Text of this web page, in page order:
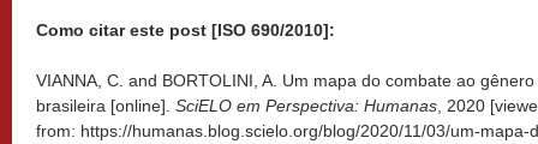
Como citar este post [ISO 690/2010]:
VIANNA, C. and BORTOLINI, A. Um mapa do combate ao
brasileira [online]. SciELO em Perspectiva: Humanas , 2020
from: https://humanas.blog.scielo.org/blog/2020/11/03/um-